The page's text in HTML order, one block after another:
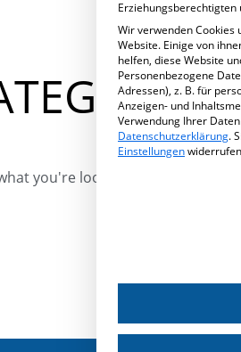
you're looking for.
Erziehungsberechtigten
Wir verwenden Cookies
Website. Einige von
helfen, diese Website
Personenbezogene
Adressen), z. B. für
Anzeigen- und
Verwendung Ihrer
Datenschutzerklärung.
Einstellungen